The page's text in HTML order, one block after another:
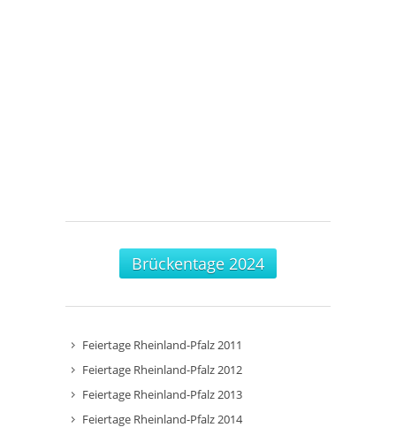
Brückentage 2024
Feiertage Rheinland-Pfalz 2011
Feiertage Rheinland-Pfalz 2012
Feiertage Rheinland-Pfalz 2013
Feiertage Rheinland-Pfalz 2014